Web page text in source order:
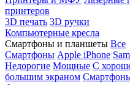
принтеров
3D печать 3D ручки
Компьютерные кресла
Смартфоны и планшеты Все
Смартфоны Apple iPhone
Недорогие Мощные С
большим экраном